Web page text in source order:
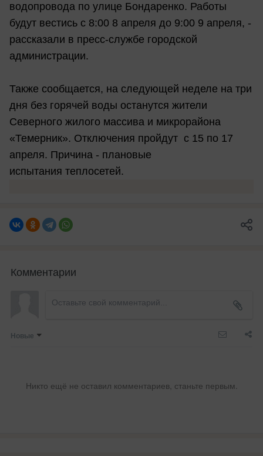
водопровода по улице Бондаренко. Работы
будут вестись с 8:00 8 апреля до 9:00 9 апреля, -
рассказали в пресс-службе городской
администрации.
Также сообщается, на следующей неделе на три
дня без горячей воды останутся жители
Северного жилого массива и микрорайона
«Темерник». Отключения пройдут с 15 по 17
апреля. Причина - плановые
испытания теплосетей.
Комментарии
Новые
Никто ещё не оставил комментариев, станьте первым.